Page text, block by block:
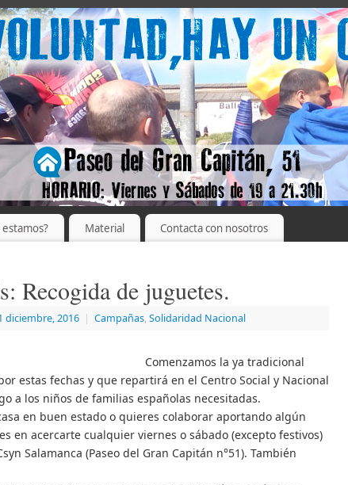
Material Contacta con nosotros
Recogida de juguetes.
diciembre, 2016 | Campañas, Solidaridad Nacional
Comenzamos la ya tradicional
estas fechas y que repartirá en el Centro Social y Nacional
a los niños de familias españolas necesitadas.
en buen estado o quieres colaborar aportando algún
en acercarte cualquier viernes o sábado (excepto festivos)
Salamanca (Paseo del Gran Capitán n°51). También